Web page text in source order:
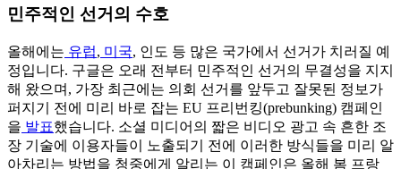
민주적인 선거의 수호
올해에는 유럽, 미국, 인도 등 많은 국가에서 선거가 치러질 예
정입니다. 구글은 오래 전부터 민주적인 선거의 무결성을 지지
해 왔으며, 가장 최근에는 의회 선거를 앞두고 잘못된 정보가
퍼지기 전에 미리 바로 잡는 EU 프리번킹(prebunking) 캠페인
을 발표했습니다. 소셜 미디어의 짧은 비디오 광고 속 흔한 조
장 기술에 이용자들이 노출되기 전에 이러한 방식들을 미리 알
아차리는 방법을 청중에게 알리는 이 캠페인은 올해 봄 프랑